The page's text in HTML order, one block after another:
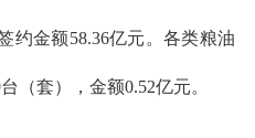
约金额58.36亿元。各类粮油
（套），金额0.52亿元。